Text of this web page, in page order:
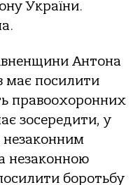
України.
Антона
має посилити
правоохоронних
зосередити, у
незаконним
незаконною
боротьбу